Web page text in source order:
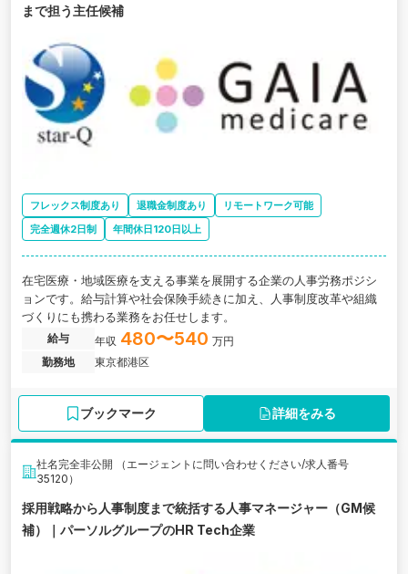
まで担う主任候補
フレックス制度あり 退職金制度あり
リモートワーク可能
完全週休2日制
年間休日120日以上
在宅医療・地域医療を支える事業を展開する企業の人事労務ポジシ
ョンです。給与計算や社会保険手続きに加え、人事制度改革や組織
づくりにも携わる業務をお任せします。
給与 年収 480〜540 万円
勤務地
東京都港区
ブックマーク 詳細をみる
社名完全非公開 （エージェントに問い合わせください/求人番号
35120）
採用戦略から人事制度まで統括する人事マネージャー（GM候
補）｜パーソルグループのHR Tech企業